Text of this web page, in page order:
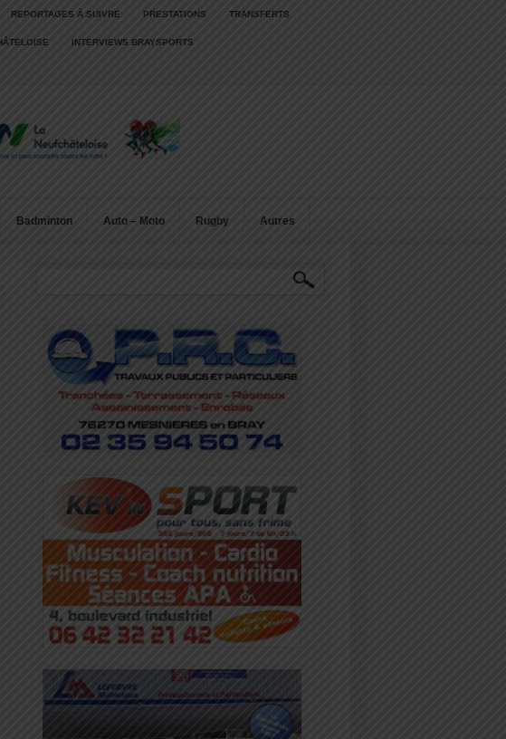
REPORTAGES À SUIVRE PRESTATIONS TRANSFERTS
INTERVIEWS BRAYSPORTS
Badminton Auto – Moto Rugby Autres